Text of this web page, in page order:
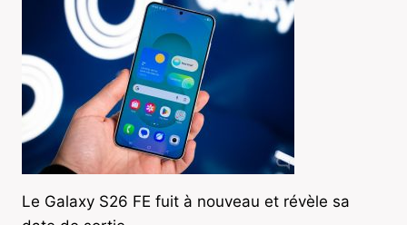
Le Galaxy S26 FE fuit à nouveau et révèle sa